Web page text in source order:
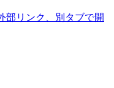
部リンク、別タブで開